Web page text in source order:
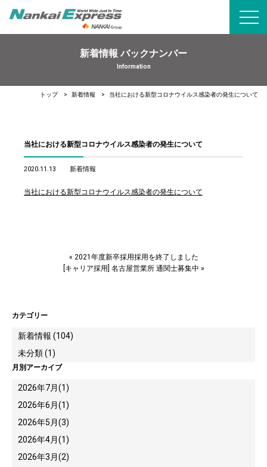
新着情報 バックナンバー
Information
トップ 新着情報 当社における新型コロナウイルス感染者の発生について
当社における新型コロナウイルス感染者の発生について
2020.11.13 新着情報
当社における新型コロナウイルス感染者の発生について
« 2021年度新卒採用採用を終了しました
[キャリア採用] 名古屋営業所 通関士募集中 »
カテゴリー
新着情報 (104)
未分類 (1)
月別アーカイブ
2026年7月(1)
2026年6月(1)
2026年5月(3)
2026年4月(1)
2026年3月(2)